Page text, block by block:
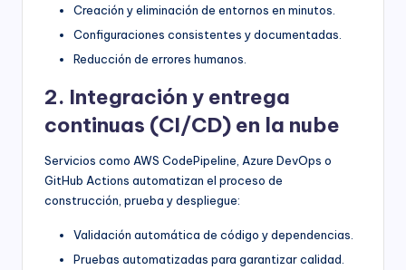
Creación y eliminación de entornos en minutos.
Configuraciones consistentes y documentadas.
Reducción de errores humanos.
2. Integración y entrega
continuas (CI/CD) en la nube
Servicios como AWS CodePipeline, Azure DevOps o
GitHub Actions automatizan el proceso de
construcción, prueba y despliegue:
Validación automática de código y dependencias.
Pruebas automatizadas para garantizar calidad.